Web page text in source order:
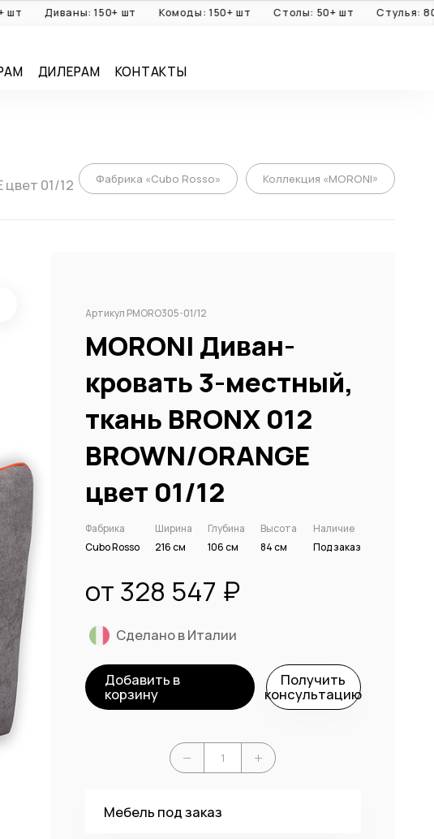
Диваны: 150+ шт Комоды: 150+ шт Столы: 50+ шт Стулья: 80+ шт
ДИЛЕРАМ КОНТАКТЫ
цвет 01/12 Фабрика «Cubo Rosso» Коллекция «MORONI»
Артикул PMORO305-01/12
MORONI Диван-
кровать 3-местный,
ткань BRONX 012
BROWN/ORANGE
цвет 01/12
Фабрика
Cubo Rosso
Ширина
216 см
Глубина
106 см
Высота
84 см
Наличие
Под заказ
от 328 547 ₽
Сделано в Италии
Добавить в
корзину
Получить
консультацию
Мебель под заказ